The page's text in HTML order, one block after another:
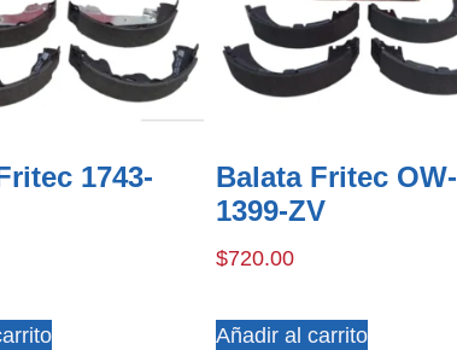
1743-
Balata Fritec OW-
1399-ZV
$720.00
Añadir al carrito